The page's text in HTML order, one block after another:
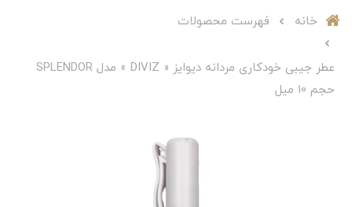
خانه فهرست محصولات
عطر جیبی خودکاری مردانه دیوایز « DIVIZ » مدل SPLENDOR
حجم 10 میل